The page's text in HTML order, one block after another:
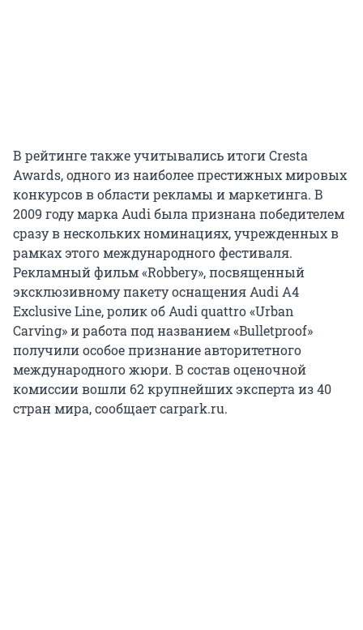
В рейтинге также учитывались итоги Cresta
Awards, одного из наиболее престижных мировых
конкурсов в области рекламы и маркетинга. В
2009 году марка Audi была признана победителем
сразу в нескольких номинациях, учрежденных в
рамках этого международного фестиваля.
Рекламный фильм «Robbery», посвященный
эксклюзивному пакету оснащения Audi A4
Exclusive Line, ролик об Audi quattro «Urban
Carving» и работа под названием «Bulletproof»
получили особое признание авторитетного
международного жюри. В состав оценочной
комиссии вошли 62 крупнейших эксперта из 40
стран мира, сообщает carpark.ru.